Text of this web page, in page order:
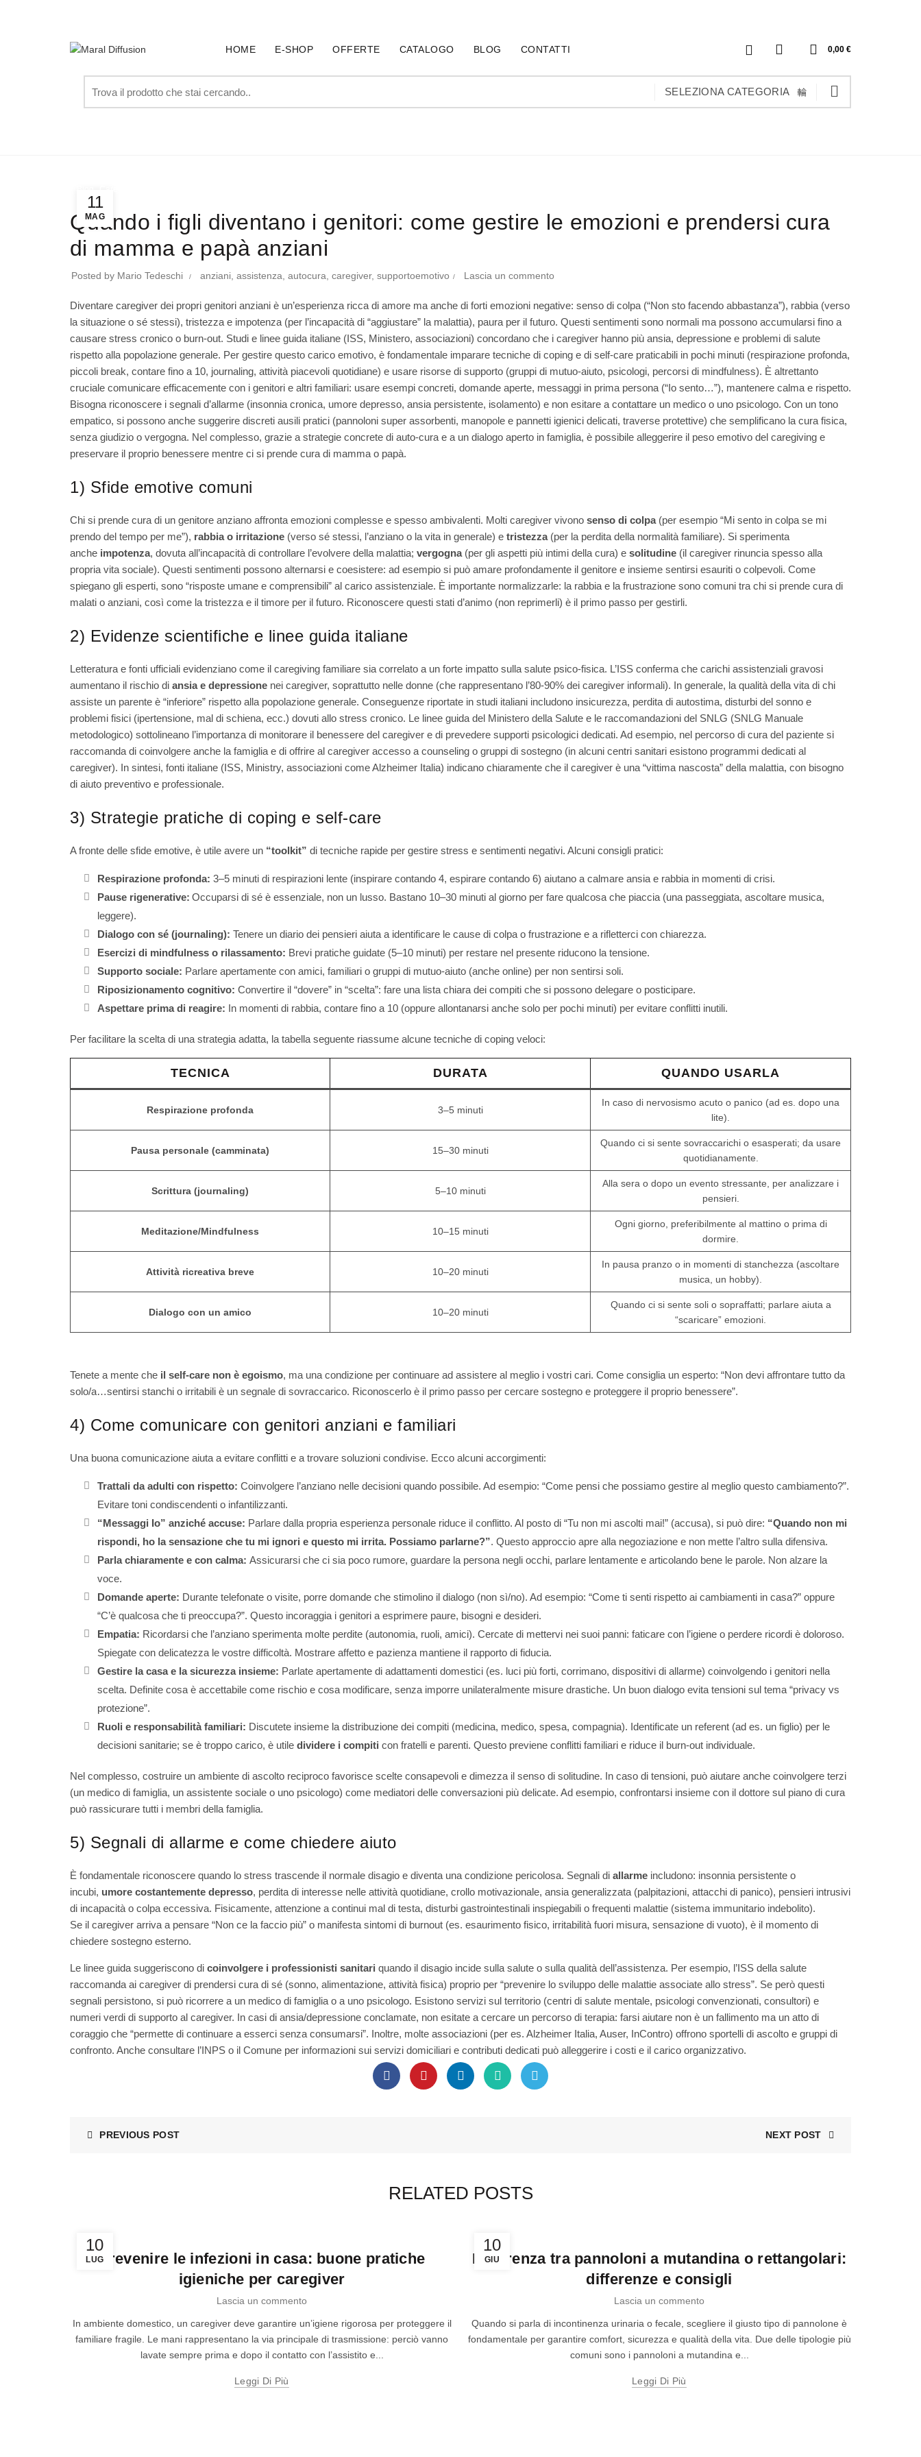
HOME E-SHOP OFFERTE CATALOGO BLOG CONTATTI 0,00 €
for:
SELEZIONA CATEGORIA
11
MAG
Quando i figli diventano i genitori: come gestire le emozioni e prendersi cura
di mamma e papà anziani
Posted by Mario Tedeschi anziani assistenza autocura caregiver, supportoemotivo Lascia un commento
Diventare caregiver dei propri genitori anziani è un’esperienza ricca di amore ma anche di forti emozioni negative: senso di colpa (“Non sto facendo abbastanza”), rabbia (verso
la situazione o sé stessi), tristezza e impotenza (per l’incapacità di “aggiustare” la malattia), paura per il futuro. Questi sentimenti sono normali ma possono accumularsi fino a
causare stress cronico o burn-out. Studi e linee guida italiane (ISS, Ministero, associazioni) concordano che i caregiver hanno più ansia, depressione e problemi di salute
rispetto alla popolazione generale. Per gestire questo carico emotivo, è fondamentale imparare tecniche di coping e di self-care praticabili in pochi minuti (respirazione profonda,
piccoli break, contare fino a 10, journaling, attività piacevoli quotidiane) e usare risorse di supporto (gruppi di mutuo-aiuto, psicologi, percorsi di mindfulness). È altrettanto
cruciale comunicare efficacemente con i genitori e altri familiari: usare esempi concreti, domande aperte, messaggi in prima persona (“Io sento…”), mantenere calma e rispetto.
Bisogna riconoscere i segnali d’allarme (insonnia cronica, umore depresso, ansia persistente, isolamento) e non esitare a contattare un medico o uno psicologo. Con un tono
empatico, si possono anche suggerire discreti ausili pratici (pannoloni super assorbenti, manopole e pannetti igienici delicati, traverse protettive) che semplificano la cura fisica,
senza giudizio o vergogna. Nel complesso, grazie a strategie concrete di auto-cura e a un dialogo aperto in famiglia, è possibile alleggerire il peso emotivo del caregiving e
preservare il proprio benessere mentre ci si prende cura di mamma o papà.
1) Sfide emotive comuni
Chi si prende cura di un genitore anziano affronta emozioni complesse e spesso ambivalenti. Molti caregiver vivono senso di colpa(per esempio “Mi sento in colpa se mi
prendo del tempo per me”), rabbia o irritazione (verso sé stessi, l’anziano o la vita in generale) e tristezza(per la perdita della normalità familiare). Si sperimenta
anche impotenza, dovuta all’incapacità di controllare l’evolvere della malattia; vergogna(per gli aspetti più intimi della cura) e solitudine (il caregiver rinuncia spesso alla
propria vita sociale). Questi sentimenti possono alternarsi e coesistere: ad esempio si può amare profondamente il genitore e insieme sentirsi esauriti o colpevoli. Come
spiegano gli esperti, sono “risposte umane e comprensibili” al carico assistenziale. È importante normalizzarle: la rabbia e la frustrazione sono comuni tra chi si prende cura di
malati o anziani, così come la tristezza e il timore per il futuro. Riconoscere questi stati d’animo (non reprimerli) è il primo passo per gestirli.
2) Evidenze scientifiche e linee guida italiane
Letteratura e fonti ufficiali evidenziano come il caregiving familiare sia correlato a un forte impatto sulla salute psico-fisica. L’ISS conferma che carichi assistenziali gravosi
aumentano il rischio di ansia e depressione nei caregiver, soprattutto nelle donne (che rappresentano l’80-90% dei caregiver informali). In generale, la qualità della vita di chi
assiste un parente è “inferiore” rispetto alla popolazione generale. Conseguenze riportate in studi italiani includono insicurezza, perdita di autostima, disturbi del sonno e
problemi fisici (ipertensione, mal di schiena, ecc.) dovuti allo stress cronico. Le linee guida del Ministero della Salute e le raccomandazioni del SNLG (SNLG Manuale
metodologico) sottolineano l’importanza di monitorare il benessere del caregiver e di prevedere supporti psicologici dedicati. Ad esempio, nel percorso di cura del paziente si
raccomanda di coinvolgere anche la famiglia e di offrire al caregiver accesso a counseling o gruppi di sostegno (in alcuni centri sanitari esistono programmi dedicati al
caregiver). In sintesi, fonti italiane (ISS, Ministry, associazioni come Alzheimer Italia) indicano chiaramente che il caregiver è una “vittima nascosta” della malattia, con bisogno
di aiuto preventivo e professionale.
3) Strategie pratiche di coping e self-care
A fronte delle sfide emotive, è utile avere un “toolkit” di tecniche rapide per gestire stress e sentimenti negativi. Alcuni consigli pratici:
Respirazione profonda: 3–5 minuti di respirazioni lente (inspirare contando 4, espirare contando 6) aiutano a calmare ansia e rabbia in momenti di crisi.
Pause rigenerative: Occuparsi di sé è essenziale, non un lusso. Bastano 10–30 minuti al giorno per fare qualcosa che piaccia (una passeggiata, ascoltare musica,
leggere).
Dialogo con sé (journaling): Tenere un diario dei pensieri aiuta a identificare le cause di colpa o frustrazione e a rifletterci con chiarezza.
Esercizi di mindfulness o rilassamento: Brevi pratiche guidate (5–10 minuti) per restare nel presente riducono la tensione.
Supporto sociale: Parlare apertamente con amici, familiari o gruppi di mutuo-aiuto (anche online) per non sentirsi soli.
Riposizionamento cognitivo: Convertire il “dovere” in “scelta”: fare una lista chiara dei compiti che si possono delegare o posticipare.
Aspettare prima di reagire: In momenti di rabbia, contare fino a 10 (oppure allontanarsi anche solo per pochi minuti) per evitare conflitti inutili.
Per facilitare la scelta di una strategia adatta, la tabella seguente riassume alcune tecniche di coping veloci:
TECNICA DURATA QUANDO USARLA
Respirazione profonda 3–5 minuti
In caso di nervosismo acuto o panico (ad es. dopo una
lite).
Pausa personale (camminata) 15–30 minuti
Quando ci si sente sovraccarichi o esasperati; da usare
quotidianamente.
Scrittura (journaling) 5–10 minuti
Alla sera o dopo un evento stressante, per analizzare i
pensieri.
Meditazione/Mindfulness 10–15 minuti
Ogni giorno, preferibilmente al mattino o prima di
dormire.
Attività ricreativa breve 10–20 minuti
In pausa pranzo o in momenti di stanchezza (ascoltare
musica, un hobby).
Dialogo con un amico 10–20 minuti
Quando ci si sente soli o sopraffatti; parlare aiuta a
“scaricare” emozioni.
Tenete a mente che il self-care non è egoismo, ma una condizione per continuare ad assistere al meglio i vostri cari. Come consiglia un esperto: “Non devi affrontare tutto da
solo/a…sentirsi stanchi o irritabili è un segnale di sovraccarico. Riconoscerlo è il primo passo per cercare sostegno e proteggere il proprio benessere”.
4) Come comunicare con genitori anziani e familiari
Una buona comunicazione aiuta a evitare conflitti e a trovare soluzioni condivise. Ecco alcuni accorgimenti:
Trattali da adulti con rispetto: Coinvolgere l’anziano nelle decisioni quando possibile. Ad esempio: “Come pensi che possiamo gestire al meglio questo cambiamento?”.
Evitare toni condiscendenti o infantilizzanti.
“Messaggi Io” anziché accuse: Parlare dalla propria esperienza personale riduce il conflitto. Al posto di “Tu non mi ascolti mai!” (accusa), si può dire: “Quando non mi
rispondi, ho la sensazione che tu mi ignori e questo mi irrita. Possiamo parlarne?”. Questo approccio apre alla negoziazione e non mette l’altro sulla difensiva.
Parla chiaramente e con calma: Assicurarsi che ci sia poco rumore, guardare la persona negli occhi, parlare lentamente e articolando bene le parole. Non alzare la
voce.
Domande aperte: Durante telefonate o visite, porre domande che stimolino il dialogo (non sì/no). Ad esempio: “Come ti senti rispetto ai cambiamenti in casa?” oppure
“C’è qualcosa che ti preoccupa?”. Questo incoraggia i genitori a esprimere paure, bisogni e desideri.
Empatia: Ricordarsi che l’anziano sperimenta molte perdite (autonomia, ruoli, amici). Cercate di mettervi nei suoi panni: faticare con l’igiene o perdere ricordi è doloroso.
Spiegate con delicatezza le vostre difficoltà. Mostrare affetto e pazienza mantiene il rapporto di fiducia.
Gestire la casa e la sicurezza insieme: Parlate apertamente di adattamenti domestici (es. luci più forti, corrimano, dispositivi di allarme) coinvolgendo i genitori nella
scelta. Definite cosa è accettabile come rischio e cosa modificare, senza imporre unilateralmente misure drastiche. Un buon dialogo evita tensioni sul tema “privacy vs
protezione”.
Ruoli e responsabilità familiari: Discutete insieme la distribuzione dei compiti (medicina, medico, spesa, compagnia). Identificate un referent (ad es. un figlio) per le
decisioni sanitarie; se è troppo carico, è utile dividere i compiti con fratelli e parenti. Questo previene conflitti familiari e riduce il burn-out individuale.
Nel complesso, costruire un ambiente di ascolto reciproco favorisce scelte consapevoli e dimezza il senso di solitudine. In caso di tensioni, può aiutare anche coinvolgere terzi
(un medico di famiglia, un assistente sociale o uno psicologo) come mediatori delle conversazioni più delicate. Ad esempio, confrontarsi insieme con il dottore sul piano di cura
può rassicurare tutti i membri della famiglia.
5) Segnali di allarme e come chiedere aiuto
È fondamentale riconoscere quando lo stress trascende il normale disagio e diventa una condizione pericolosa. Segnali di allarme includono: insonnia persistente o
incubi, umore costantemente depresso, perdita di interesse nelle attività quotidiane, crollo motivazionale, ansia generalizzata (palpitazioni, attacchi di panico), pensieri intrusivi
di incapacità o colpa eccessiva. Fisicamente, attenzione a continui mal di testa, disturbi gastrointestinali inspiegabili o frequenti malattie (sistema immunitario indebolito).
Se il caregiver arriva a pensare “Non ce la faccio più” o manifesta sintomi di burnout (es. esaurimento fisico, irritabilità fuori misura, sensazione di vuoto), è il momento di
chiedere sostegno esterno.
Le linee guida suggeriscono di coinvolgere i professionisti sanitari quando il disagio incide sulla salute o sulla qualità dell’assistenza. Per esempio, l’ISS della salute
raccomanda ai caregiver di prendersi cura di sé (sonno, alimentazione, attività fisica) proprio per “prevenire lo sviluppo delle malattie associate allo stress”. Se però questi
segnali persistono, si può ricorrere a un medico di famiglia o a uno psicologo. Esistono servizi sul territorio (centri di salute mentale, psicologi convenzionati, consultori) e
numeri verdi di supporto al caregiver. In casi di ansia/depressione conclamate, non esitate a cercare un percorso di terapia: farsi aiutare non è un fallimento ma un atto di
coraggio che “permette di continuare a esserci senza consumarsi”. Inoltre, molte associazioni (per es. Alzheimer Italia, Auser, InContro) offrono sportelli di ascolto e gruppi di
confronto. Anche consultare l’INPS o il Comune per informazioni sui servizi domiciliari e contributi dedicati può alleggerire i costi e il carico organizzativo.
PREVIOUS POST NEXT POST
RELATED POSTS
10
LUGPrevenire le infezioni in casa: buone pratiche
igieniche per caregiver
Lascia un commento
In ambiente domestico, un caregiver deve garantire un’igiene rigorosa per proteggere il
familiare fragile. Le mani rappresentano la via principale di trasmissione: perciò vanno
lavate sempre prima e dopo il contatto con l’assistito e...
Leggi Di Più
10
GIU
Differenza tra pannoloni a mutandina o rettangolari:
differenze e consigli
Lascia un commento
Quando si parla di incontinenza urinaria o fecale, scegliere il giusto tipo di pannolone è
fondamentale per garantire comfort, sicurezza e qualità della vita. Due delle tipologie più
comuni sono i pannoloni a mutandina e...
Leggi Di Più